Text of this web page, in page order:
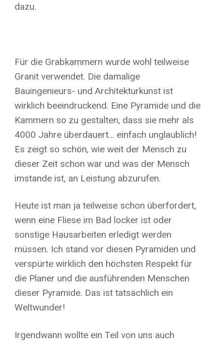
dazu.
Für die Grabkammern wurde wohl teilweise
Granit verwendet. Die damalige
Bauingenieurs- und Architekturkunst ist
wirklich beeindruckend. Eine Pyramide und die
Kammern so zu gestalten, dass sie mehr als
4000 Jahre überdauert… einfach unglaublich!
Es zeigt so schön, wie weit der Mensch zu
dieser Zeit schon war und was der Mensch
imstande ist, an Leistung abzurufen.
Heute ist man ja teilweise schon überfordert,
wenn eine Fliese im Bad locker ist oder
sonstige Hausarbeiten erledigt werden
müssen. Ich stand vor diesen Pyramiden und
verspürte wirklich den höchsten Respekt für
die Planer und die ausführenden Menschen
dieser Pyramide. Das ist tatsächlich ein
Weltwunder!
Irgendwann wollte ein Teil von uns auch